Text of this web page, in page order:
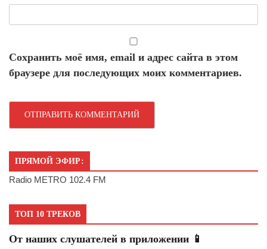
Сохранить моё имя, email и адрес сайта в этом
браузере для последующих моих комментариев.
ПРЯМОЙ ЭФИР:
Radio METRO 102.4 FM
ТОП 10 ТРЕКОВ
От наших слушателей в приложении 📱